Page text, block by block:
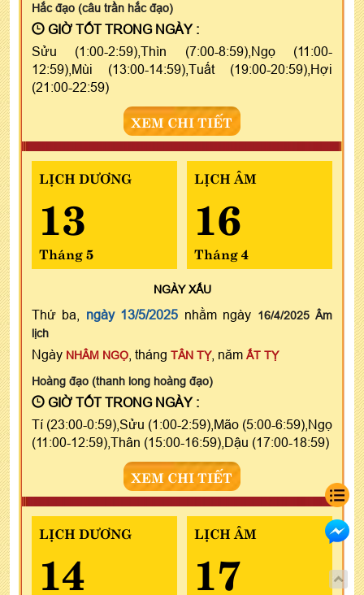
Hắc đạo (câu trần hắc đạo)
GIỜ TỐT TRONG NGÀY :
Sửu (1:00-2:59),Thìn (7:00-8:59),Ngọ (11:00-
12:59),Mùi (13:00-14:59),Tuất (19:00-20:59),Hợi
(21:00-22:59)
XEM CHI TIẾT
LỊCH DƯƠNG
13
Tháng 5
LỊCH ÂM
16
Tháng 4
NGÀYXẤU
Thứ ba, ngày 13/5/2025 nhằm ngày 16/4/2025 Âm
lịch
Ngày NHÂM NGỌ , tháng TÂN TỴ, năm ẤT TỴ
Hoàng đạo (thanh long hoàng đạo)
GIỜ TỐT TRONG NGÀY :
Tí (23:00-0:59),Sửu (1:00-2:59),Mão (5:00-6:59),Ngọ
(11:00-12:59),Thân (15:00-16:59),Dậu (17:00-18:59)
XEM CHI TIẾT
LỊCH DƯƠNG
14
LỊCH ÂM
17